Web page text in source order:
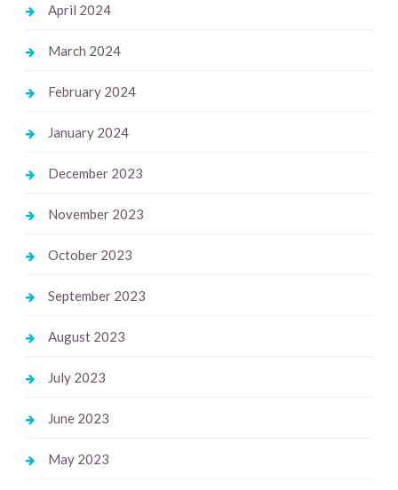
April 2024
March 2024
February 2024
January 2024
December 2023
November 2023
October 2023
September 2023
August 2023
July 2023
June 2023
May 2023